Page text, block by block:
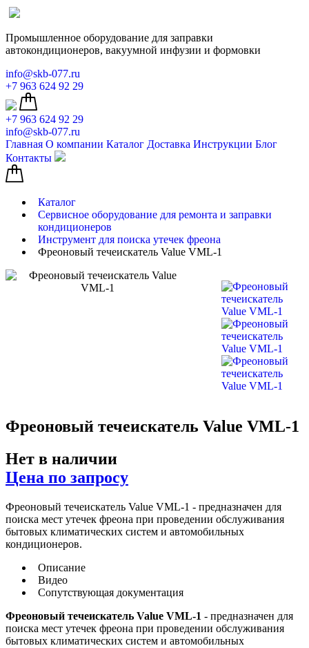
Промышленное оборудование для заправки
автокондиционеров, вакуумной инфузии и формовки
info@skb-077.ru
+7 963 624 92 29
+7 963 624 92 29
info@skb-077.ru
Главная О компании Каталог Доставка Инструкции Блог
Контакты
Каталог
Сервисное оборудование для ремонта и заправки
кондиционеров
Инструмент для поиска утечек фреона
Фреоновый течеискатель Value VML-1
Фреоновый течеискатель Value VML-1
Нет в наличии
Цена по запросу
Фреоновый течеискатель Value VML-1 - предназначен для
поиска мест утечек фреона при проведении обслуживания
бытовых климатических систем и автомобильных
кондиционеров.
Описание
Видео
Сопутствующая документация
Фреоновый течеискатель Value VML-1 - предназначен для
поиска мест утечек фреона при проведении обслуживания
бытовых климатических систем и автомобильных